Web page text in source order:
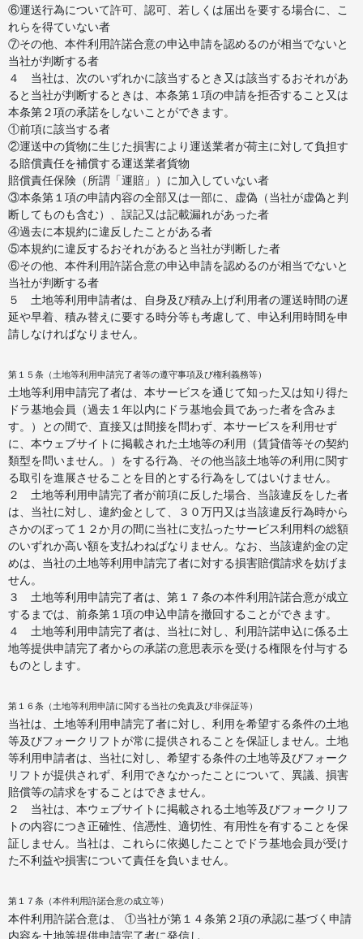
⑥運送行為について許可、認可、若しくは届出を要する場合に、こ
れらを得ていない者
⑦その他、本件利用許諾合意の申込申請を認めるのが相当でないと
当社が判断する者
４ 当社は、次のいずれかに該当するとき又は該当するおそれがあ
ると当社が判断するときは、本条第１項の申請を拒否すること又は
本条第２項の承諾をしないことができます。
①前項に該当する者
②運送中の貨物に生じた損害により運送業者が荷主に対して負担す
る賠償責任を補償する運送業者貨物
賠償責任保険（所謂「運賠」）に加入していない者
③本条第１項の申請内容の全部又は一部に、虚偽（当社が虚偽と判
断してものも含む）、誤記又は記載漏れがあった者
④過去に本規約に違反したことがある者
⑤本規約に違反するおそれがあると当社が判断した者
⑥その他、本件利用許諾合意の申込申請を認めるのが相当でないと
当社が判断する者
５ 土地等利用申請者は、自身及び積み上げ利用者の運送時間の遅
延や早着、積み替えに要する時分等も考慮して、申込利用時間を申
請しなければなりません。
第１５条（土地等利用申請完了者等の遵守事項及び権利義務等）
土地等利用申請完了者は、本サービスを通じて知った又は知り得た
ドラ基地会員（過去１年以内にドラ基地会員であった者を含みま
す。）との間で、直接又は間接を問わず、本サービスを利用せず
に、本ウェブサイトに掲載された土地等の利用（賃貸借等その契約
類型を問いません。）をする行為、その他当該土地等の利用に関す
る取引を進展させることを目的とする行為をしてはいけません。
２ 土地等利用申請完了者が前項に反した場合、当該違反をした者
は、当社に対し、違約金として、３０万円又は当該違反行為時から
さかのぼって１２か月の間に当社に支払ったサービス利用料の総額
のいずれか高い額を支払わねばなりません。なお、当該違約金の定
めは、当社の土地等利用申請完了者に対する損害賠償請求を妨げま
せん。
３ 土地等利用申請完了者は、第１７条の本件利用許諾合意が成立
するまでは、前条第１項の申込申請を撤回することができます。
４ 土地等利用申請完了者は、当社に対し、利用許諾申込に係る土
地等提供申請完了者からの承諾の意思表示を受ける権限を付与する
ものとします。
第１６条（土地等利用申請に関する当社の免責及び非保証等）
当社は、土地等利用申請完了者に対し、利用を希望する条件の土地
等及びフォークリフトが常に提供されることを保証しません。土地
等利用申請者は、当社に対し、希望する条件の土地等及びフォーク
リフトが提供されず、利用できなかったことについて、異議、損害
賠償等の請求をすることはできません。
２ 当社は、本ウェブサイトに掲載される土地等及びフォークリフ
トの内容につき正確性、信憑性、適切性、有用性を有することを保
証しません。当社は、これらに依拠したことでドラ基地会員が受け
た不利益や損害について責任を負いません。
第１７条（本件利用許諾合意の成立等）
本件利用許諾合意は、 ①当社が第１４条第２項の承認に基づく申請
内容を土地等提供申請完了者に発信し、